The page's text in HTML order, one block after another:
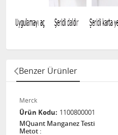
Benzer Ürünler
Merck
Ürün Kodu 1100800001
MQuant Manganez Testi
Metot :